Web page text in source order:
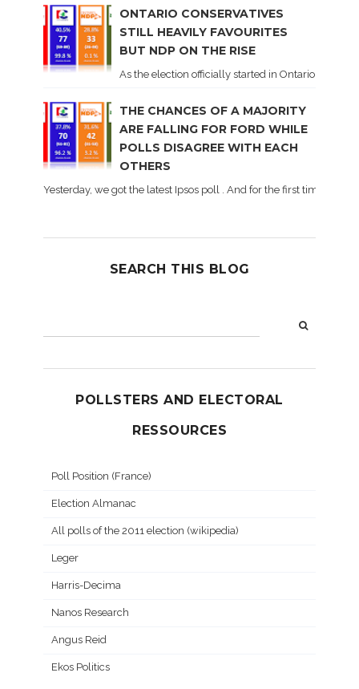
ONTARIO CONSERVATIVES
STILL HEAVILY FAVOURITES
BUT NDP ON THE RISE
As the election officially started in Ontario, some
THE CHANCES OF A MAJORITY
ARE FALLING FOR FORD WHILE
POLLS DISAGREE WITH EACH
OTHERS
Yesterday, we got the latest Ipsos poll . And for the first time
SEARCH THIS BLOG
POLLSTERS AND ELECTORAL
RESSOURCES
Poll Position (France)
Election Almanac
All polls of the 2011 election (wikipedia)
Leger
Harris-Decima
Nanos Research
Angus Reid
Ekos Politics